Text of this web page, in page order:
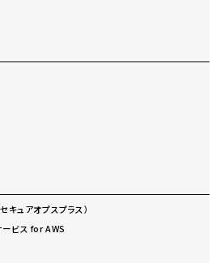
ュアオプスプラス）
ビス for AWS